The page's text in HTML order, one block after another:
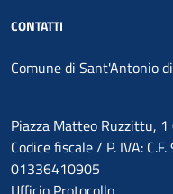
CONTATTI
Comune di Sant'Antonio
Piazza Matteo Ruzzittu,
Codice fiscale / P. IVA:
01336410905